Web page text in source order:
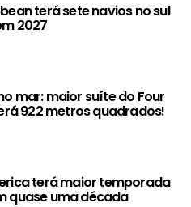
terá sete navios no sul
2027
mar: maior suíte do Four
922 metros quadrados!
terá maior temporada
quase uma década